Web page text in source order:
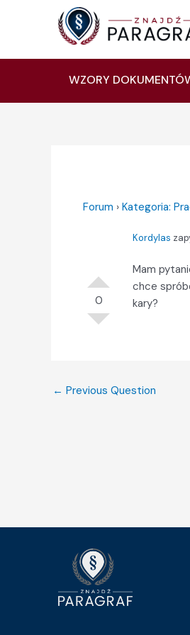
WZORY
Forum › Kategoria:
0
Kordylas
Mam
chce
kary?
Post
navigation
← Previous Question